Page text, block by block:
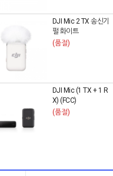
DJI Mic 2 TX 송신기
펄 화이트
(품절)
DJI Mic (1 TX + 1 R
X) (FCC)
(품절)